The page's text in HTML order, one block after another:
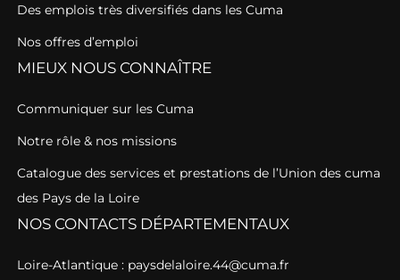
Des emplois très diversifiés dans les Cuma
Nos offres d’emploi
MIEUX NOUS CONNAÎTRE
Communiquer sur les Cuma
Notre rôle & nos missions
Catalogue des services et prestations de l’Union des cuma
des Pays de la Loire
NOS CONTACTS DÉPARTEMENTAUX
Loire-Atlantique : paysdelaloire.44@cuma.fr